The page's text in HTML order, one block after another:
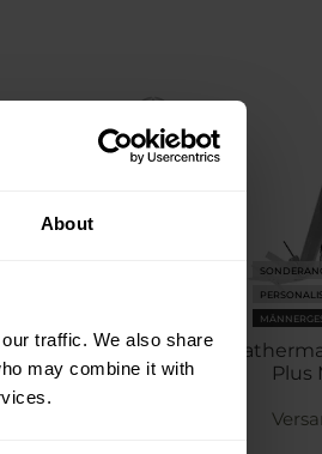
About
traffic. We also share
may combine it with
- Raptor
Multitool
Plus